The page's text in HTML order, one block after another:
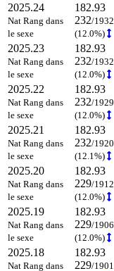
2025.24
Nat Rang dans
le sexe
182.93
232/1932
(12.0%)
2025.23
Nat Rang dans
le sexe
182.93
232/1932
(12.0%)
2025.22
Nat Rang dans
le sexe
182.93
232/1929
(12.0%)
2025.21
Nat Rang dans
le sexe
182.93
232/1920
(12.1%)
2025.20
Nat Rang dans
le sexe
182.93
229/1912
(12.0%)
2025.19
Nat Rang dans
le sexe
182.93
229/1906
(12.0%)
2025.18
Nat Rang dans
182.93
229/1901